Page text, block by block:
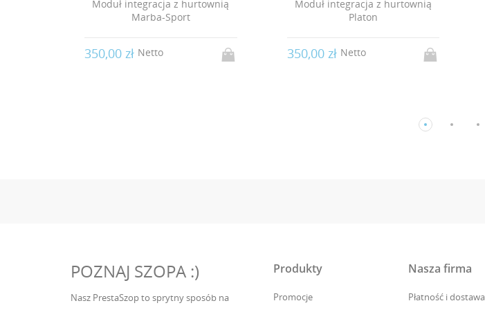
Moduł integracja z hurtownią
Platon
350,00 złNetto
Integracja z Hurtownią Zabawki
Panda
350,00 złNetto
POZNAJ SZOPA :)
Nasz PrestaSzop to sprytny sposób na
Produkty
Promocje
Nasza firma
Płatność i dostawa